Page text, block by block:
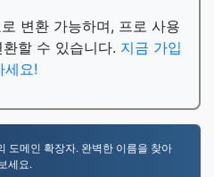
변환 가능하며, 프로 사용
할 수 있습니다. 지금 가입
세요!
메인 확장자. 완벽한 이름을 찾아
세요.